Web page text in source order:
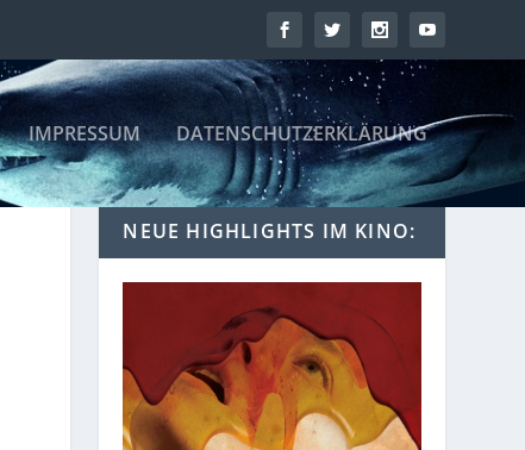
IMPRESSUM DATENSCHUTZERKLÄRUNG
NEUE HIGHLIGHTS IM KINO: